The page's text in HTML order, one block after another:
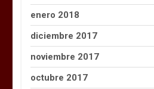
enero 2018
diciembre 2017
noviembre 2017
octubre 2017